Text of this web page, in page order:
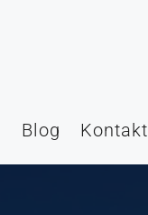
Blog Kontakt